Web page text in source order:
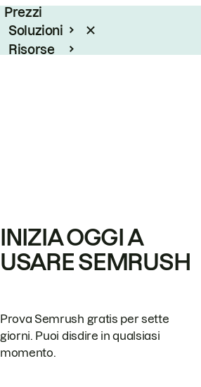
Prezzi
Soluzioni
Risorse
INIZIA OGGI A
USARE SEMRUSH
Prova Semrush gratis per sette
giorni. Puoi disdire in qualsiasi
momento.